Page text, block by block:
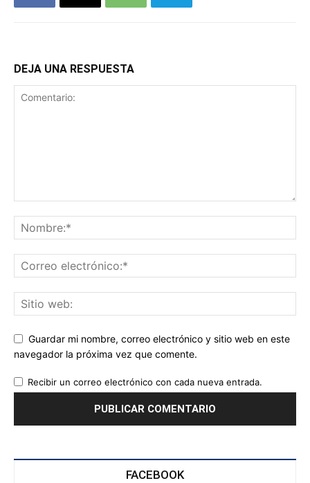
DEJA UNA RESPUESTA
Guardar mi nombre, correo electrónico y sitio web en este
navegador la próxima vez que comente.
Recibir un correo electrónico con cada nueva entrada.
FACEBOOK